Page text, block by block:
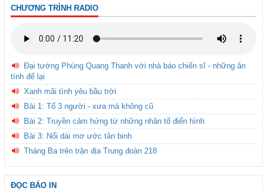
CHƯƠNG TRÌNH RADIO
Đại tướng Phùng Quang Thanh với nhà báo chiến sĩ - những ân
tình để lại
Xanh mãi tình yêu bầu trời
Bài 1: Tổ 3 người - xưa mà không cũ
Bài 2: Truyền cảm hứng từ những nhân tố điển hình
Bài 3: Nối dài mơ ước tân binh
Tháng Ba trên trận địa Trung đoàn 218
ĐỌC BÁO IN